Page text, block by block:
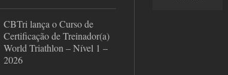
CBTri lança o Curso de
Certificação de Treinador(a)
World Triathlon – Nível 1 –
2026